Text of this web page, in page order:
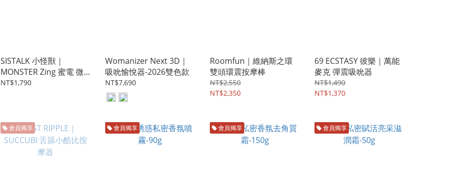
SISTALK 小怪獸｜
MONSTER Zing 蜜電 微
電流震動器
NT$1,790
Womanizer Next 3D｜
吸吮愉悅器-2026雙色款
NT$7,690
Roomfun｜維納斯之環
雙頭環震按摩棒
NT$2,550
NT$2,350
69 ECSTASY 彼樂｜萬能
麥克 彈震吸吮器
NT$1,490
NT$1,370
會員獨享 會員獨享 會員獨享 會員獨享